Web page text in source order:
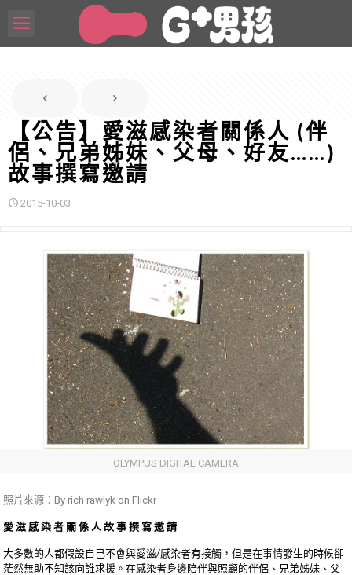
【公告】愛滋感染者關係人 (伴
侶、兄弟姊妹、父母、好友……)
故事撰寫邀請
2015-10-03
OLYMPUS DIGITAL CAMERA
照片來源：Byrich rawlyk on Flickr
愛滋感染者關係人故事撰寫邀請
大多數的人都假設自己不會與愛滋/感染者有接觸，但是在事情發生的時候卻
茫然無助不知該向誰求援。在感染者身邊陪伴與照顧的伴侶、兄弟姊妹、父